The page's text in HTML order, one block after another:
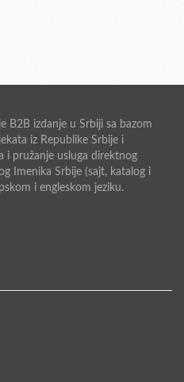
B2B izdanje u Srbiji sa bazom
iz Republike Srbije i
i pružanje usluga direktnog
Imenika Srbije (sajt, katalog i
i engleskom jeziku.